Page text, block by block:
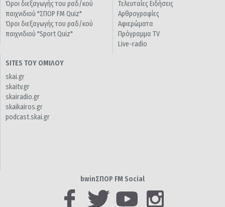
Όροι διεξαγωγής του ραδ/κού
παιχνιδιού "ΣΠΟΡ FM Quiz"
Όροι διεξαγωγής του ραδ/κού
παιχνιδιού "Sport Quiz"
Τελευταίες Ειδήσεις
Αρθρογραφίες
Αφιερώματα
Πρόγραμμα TV
Live-radio
SITES ΤΟΥ ΟΜΙΛΟΥ
skai.gr
skaitv.gr
skairadio.gr
skaikairos.gr
podcast.skai.gr
bwinΣΠΟΡ FM Social